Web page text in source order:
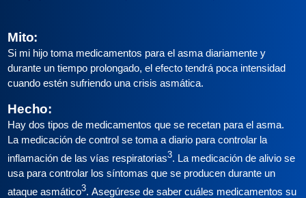
Mito:
Si mi hijo toma medicamentos para el asma diariamente y
durante un tiempo prolongado, el efecto tendrá poca intensidad
cuando estén sufriendo una crisis asmática.
Hecho:
Hay dos tipos de medicamentos que se recetan para el asma.
La medicación de control se toma a diario para controlar la
inflamación de las vías respiratorias3. La medicación de alivio se
usa para controlar los síntomas que se producen durante un
ataque asmático3. Asegúrese de saber cuáles medicamentos su